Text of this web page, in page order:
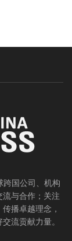
国公司、机构
与合作；关注
播卓越理念，
流贡献力量。